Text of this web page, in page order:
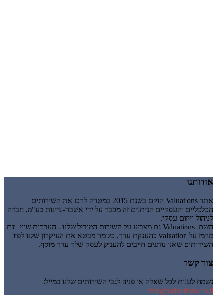
אודותנו
אתר Valuations הוקם בשנת 2015 במטרה לרכז את השירותים
הכלכליים והעסקיים הניתנים זה מכבר על ידי אשבר-עיינות בע"מ, חברה
לניהול וייזום עסקי.
השם, Valuations גם מצביע על השירות המוביל שלנו - הערכות שווי, וגם
מרמז על valuation כהענקת ערך, כלומר מבטא את העיקרון שלנו לפיו
השירותים שאנו נותנים חייבים להעניק לעסק שלך ערך מוסף.
צור קשר
נשמח לענות לכל שאלה או פניה לגבי השירותים שלנו במייל:
info@valuations.co.il